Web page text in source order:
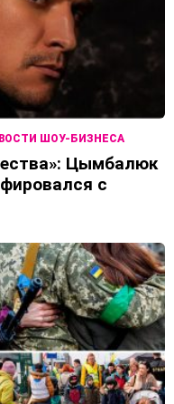
ШОУ-БИЗНЕСА
Цымбалюк
с